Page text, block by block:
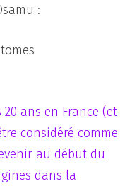
:
ans en France (et
considéré comme
au début du
dans la